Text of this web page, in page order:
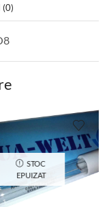
(0)
STOC
EPUIZAT